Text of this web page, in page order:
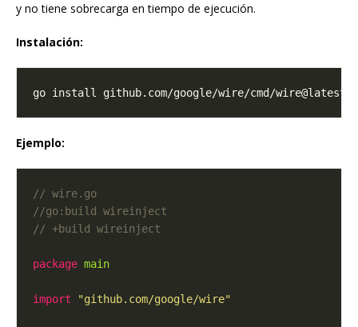
y no tiene sobrecarga en tiempo de ejecución.
Instalación:
Ejemplo:
package main
import "github.com/google/wire"